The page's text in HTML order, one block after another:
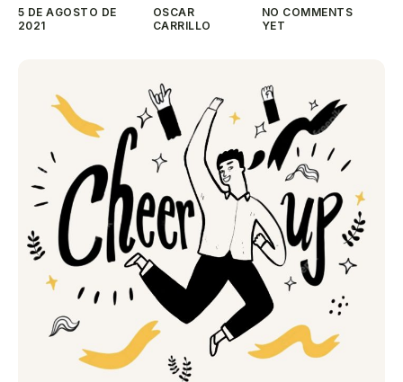
5 DE AGOSTO DE
2021
OSCAR
CARRILLO
NO COMMENTS
YET